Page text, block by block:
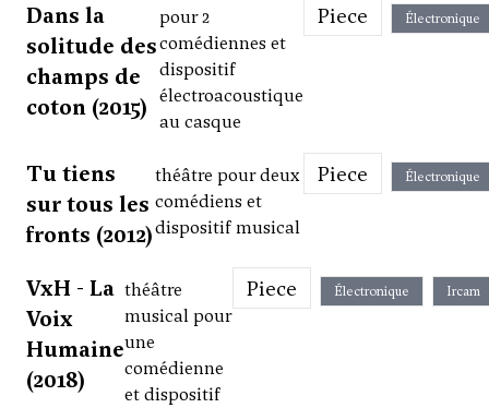
Dans la
solitude des
champs de
coton (2015)
pour 2
comédiennes et
dispositif
électroacoustique
au casque
Piece Électronique
Tu tiens
sur tous les
fronts (2012)
théâtre pour deux
comédiens et
dispositif musical
Piece Électronique
VxH - La
Voix
Humaine
(2018)
théâtre
musical pour
une
comédienne
et dispositif
Piece Électronique Ircam